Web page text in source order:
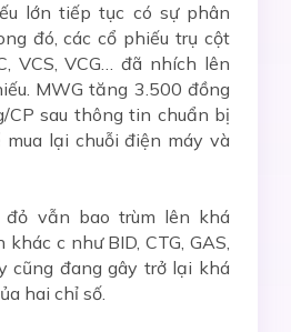
lớn tiếp tục có sự phân
đó, các cổ phiếu trụ cột
VCS, VCG… đã nhích lên
MWG tăng 3.500 đồng
CP sau thông tin chuẩn bị
lại chuỗi điện máy và
đỏ vẫn bao trùm lên khá
c như BID, CTG, GAS,
cũng đang gây trở lại khá
hai chỉ số.